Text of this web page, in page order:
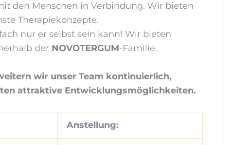
den Menschen in Verbindung. Wir bieten
Therapiekonzepte.
nur er selbst sein kann! Wir bieten
der NOVOTERGUM-Familie.
wir unser Team kontinuierlich,
attraktive Entwicklungsmöglichkeiten.
Anstellung: